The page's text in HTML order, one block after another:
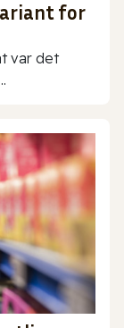
for
var det